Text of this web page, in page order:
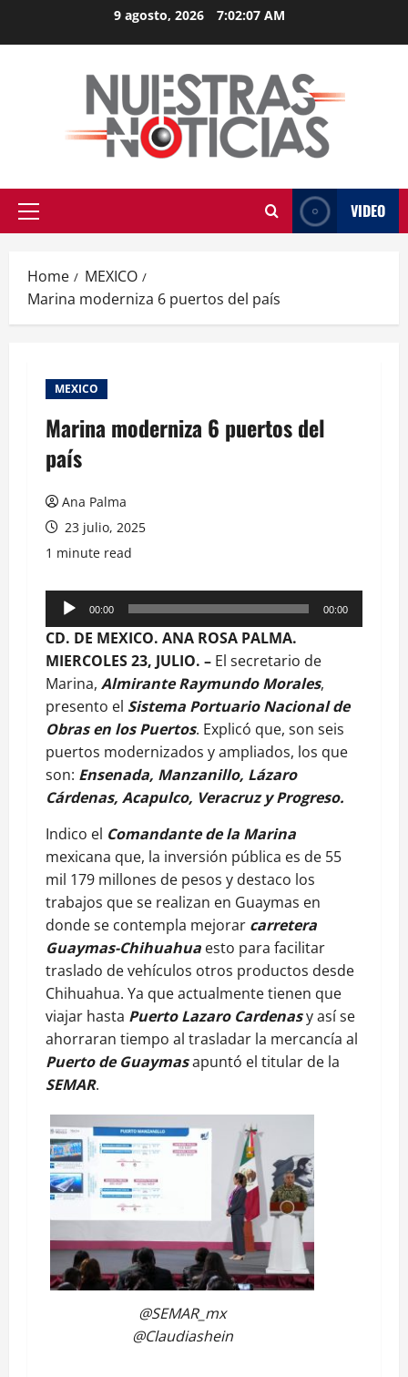
9 agosto, 2026 7:02:07 AM
Primary
VIDEO
Home
MEXICO
Marina moderniza 6 puertos del país
MEXICO
Marina moderniza 6 puertos del
país
Ana Palma
23 julio, 2025
1 minute read
Reproductor
de
audio
00:00 00:00
CD. DE MEXICO. ANA ROSA PALMA.
MIERCOLES 23, JULIO. – El secretario de
Marina, Almirante Raymundo Morales,
presento el Sistema Portuario Nacional de
Obras en los Puertos. Explicó que, son seis
puertos modernizados y ampliados, los que
son: Ensenada, Manzanillo, Lázaro
Cárdenas, Acapulco, Veracruz y Progreso.
Indico el Comandante de la Marina
mexicana que, la inversión pública es de 55
mil 179 millones de pesos y destaco los
trabajos que se realizan en Guaymas en
donde se contempla mejorar carretera
Guaymas-Chihuahua esto para facilitar
traslado de vehículos otros productos desde
Chihuahua. Ya que actualmente tienen que
viajar hasta Puerto Lazaro Cardenasy así se
ahorraran tiempo al trasladar la mercancía al
Puerto de Guaymasapuntó el titular de la
SEMAR.
@SEMAR_mx
@Claudiashein